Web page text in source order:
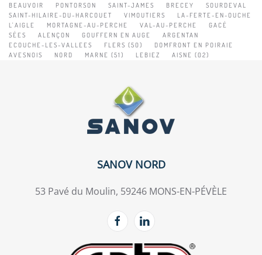
BEAUVOIR
PONTORSON SAINT-JAMES BRECEY
SOURDEVAL
SAINT-HILAIRE-DU-HARCOUET
VIMOUTIERS
LA-FERTE-EN-OUCHE
L'AIGLE
MORTAGNE-AU-PERCHE VAL-AU-PERCHE
GACÉ
SÉES
ALENÇON GOUFFERN EN AUGE
ARGENTAN
ECOUCHE-LES-VALLEES
FLERS (50)
DOMFRONT EN POIRAIE
AVESNOIS
NORD MARNE (51) LEBIEZ AISNE (02)
SANOV NORD
53 Pavé du Moulin, 59246 MONS-EN-PÉVÈLE